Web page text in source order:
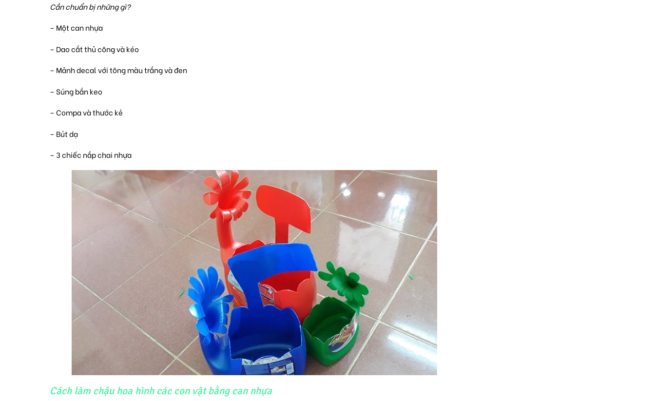
Cần chuẩn bị những gì?
– Một can nhựa
– Dao cắt thủ công và kéo
– Mảnh decal với tông màu trắng và đen
– Súng bắn keo
– Compa và thước kẻ
– Bút dạ
– 3 chiếc nắp chai nhựa
Cách làm chậu hoa hình các con vật bằng can nhựa